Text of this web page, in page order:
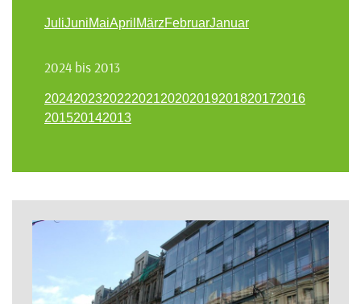
JuliJuniMaiApril MärzFebruarJanuar
2024 bis 2013
202420232022202120202019201820172016
201520142013